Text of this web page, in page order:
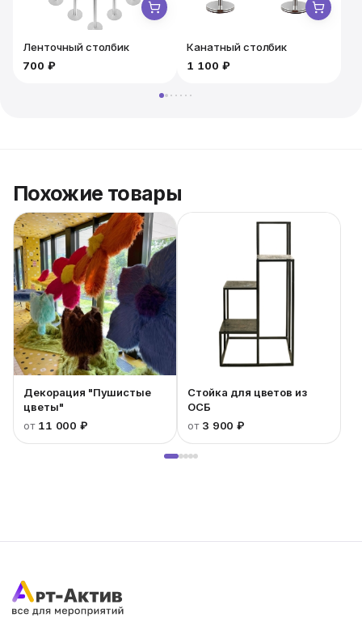
Ленточный столбик
700 ₽
Канатный столбик
1 100 ₽
Похожие товары
Декорация "Пушистые
цветы"
от 11 000 ₽
Стойка для цветов из
ОСБ
от 3 900 ₽